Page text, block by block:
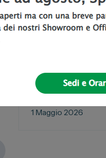
1 Maggio 2026